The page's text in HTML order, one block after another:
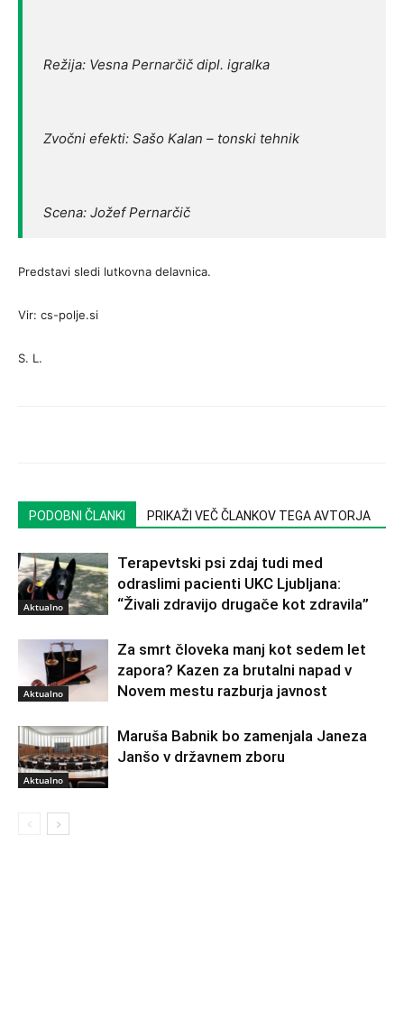
Režija: Vesna Pernarčič dipl. igralka
Zvočni efekti: Sašo Kalan – tonski tehnik
Scena: Jožef Pernarčič
Predstavi sledi lutkovna delavnica.
Vir: cs-polje.si
S. L.
PODOBNI ČLANKI PRIKAŽI VEČ ČLANKOV TEGA AVTORJA
Aktualno
Terapevtski psi zdaj tudi med
odraslimi pacienti UKC Ljubljana:
“Živali zdravijo drugače kot zdravila”
Aktualno
Za smrt človeka manj kot sedem let
zapora? Kazen za brutalni napad v
Novem mestu razburja javnost
Aktualno
Maruša Babnik bo zamenjala Janeza
Janšo v državnem zboru